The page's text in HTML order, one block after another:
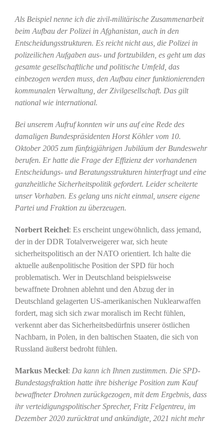
Als Beispiel nenne ich die zivil-militärische Zusammenarbeit
beim Aufbau der Polizei in Afghanistan, auch in den
Entscheidungsstrukturen. Es reicht nicht aus, die Polizei in
polizeilichen Aufgaben aus- und fortzubilden, es geht um das
gesamte gesellschaftliche und politische Umfeld, das
einbezogen werden muss, den Aufbau einer funktionierenden
kommunalen Verwaltung, der Zivilgesellschaft. Das gilt
national wie international.
Bei unserem Aufruf konnten wir uns auf eine Rede des
damaligen Bundespräsidenten Horst Köhler vom 10.
Oktober 2005 zum fünfzigjährigen Jubiläum der Bundeswehr
berufen. Er hatte die Frage der Effizienz der vorhandenen
Entscheidungs- und Beratungsstrukturen hinterfragt und eine
ganzheitliche Sicherheitspolitik gefordert. Leider scheiterte
unser Vorhaben. Es gelang uns nicht einmal, unsere eigene
Partei und Fraktion zu überzeugen.
Norbert Reichel: Es erscheint ungewöhnlich, dass jemand,
der in der DDR Totalverweigerer war, sich heute
sicherheitspolitisch an der NATO orientiert. Ich halte die
aktuelle außenpolitische Position der SPD für hoch
problematisch. Wer in Deutschland beispielsweise
bewaffnete Drohnen ablehnt und den Abzug der in
Deutschland gelagerten US-amerikanischen Nuklearwaffen
fordert, mag sich sich zwar moralisch im Recht fühlen,
verkennt aber das Sicherheitsbedürfnis unserer östlichen
Nachbarn, in Polen, in den baltischen Staaten, die sich von
Russland äußerst bedroht fühlen.
Markus Meckel: Da kann ich Ihnen zustimmen. Die SPD-
Bundestagsfraktion hatte ihre bisherige Position zum Kauf
bewaffneter Drohnen zurückgezogen, mit dem Ergebnis, dass
ihr verteidigungspolitischer Sprecher, Fritz Felgentreu, im
Dezember 2020 zurücktrat und ankündigte, 2021 nicht mehr